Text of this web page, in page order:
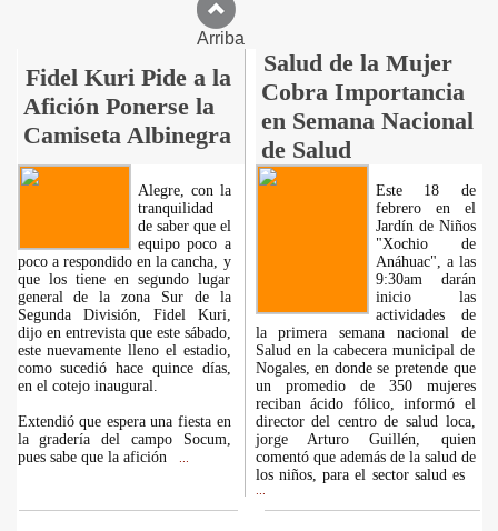
Arriba
Fidel Kuri Pide a la
Afición Ponerse la
Camiseta Albinegra
Salud de la Mujer
Cobra Importancia
en Semana Nacional
de Salud
Alegre, con la
tranquilidad
de saber que el
equipo poco a
poco a respondido en la cancha, y
que los tiene en segundo lugar
general de la zona Sur de la
Segunda División, Fidel Kuri,
dijo en entrevista que este sábado,
este nuevamente lleno el estadio,
como sucedió hace quince días,
en el cotejo inaugural.
Extendió que espera una fiesta en
la gradería del campo Socum,
pues sabe que la afición
Este 18 de
febrero en el
Jardín de Niños
"Xochio de
Anáhuac", a las
9:30am darán
inicio las
actividades de
la primera semana nacional de
Salud en la cabecera municipal de
Nogales, en donde se pretende que
un promedio de 350 mujeres
reciban ácido fólico, informó el
director del centro de salud loca,
jorge Arturo Guillén, quien
comentó que además de la salud de
los niños, para el sector salud es